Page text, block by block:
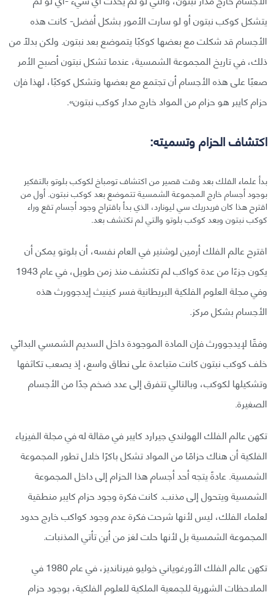
يتشكل كوكب نبتون أو لو سارت الأمور بشكل أفضل- كانت هذه
الأجسام قد شكلت مع بعضها كوكبًا يتموضع بعد نبتون. ولكن بدلًا من
ذلك، في تاريخ المجموعة الشمسية، عندما تشكل نبتون أصبح الأمر
صعبًا على هذه الأجسام أن تجتمع مع بعضها وتشكل كوكبًا، لهذا فإن
حزام كايبر هو حزام من المواد خارج مدار كوكب نبتون».
اكتشاف الحزام وتسميته:
بدأ علماء الفلك بعد وقت قصير من اكتشاف تومباخ لكوكب بلوتو بالتفكير
بوجود أجسام خارج المجموعة الشمسية تتموضع بعد كوكب نبتون. أول من
اقترح هذا كان فريدريك سي ليونارد، الذي بدأ باقتراح وجود أجسام تقع وراء
كوكب نبتون وبعد كوكب بلوتو والتي لم تكتشف بعد.
اقترح عالم الفلك أرمين لوشنير في العام نفسه، أن بلوتو يمكن أن
يكون جزءًا من عدة كواكب لم تكتشف منذ زمن طويل، في عام 1943
وفي مجلة العلوم الفلكية البريطانية فسر كينيث إيدجوورث هذه
الأجسام بشكل مركز.
وفقًا لإيدجوورث فإن المادة الموجودة داخل السديم الشمسي البدائي
خلف كوكب نبتون كانت متباعدة على نطاق واسع، إذ يصعب تكاثفها
وتشكيلها لكوكب، وبالتالي تتفرق إلى عدد ضخم جدًا من الأجسام
الصغيرة.
تكهن عالم الفلك الهولندي جيرارد كايبر في مقالة له في مجلة الفيزياء
الفلكية أن هناك حزامًا من المواد تشكل باكرًا خلال تطور المجموعة
الشمسية. عادةً يتجه أحد أجسام هذا الحزام إلى داخل المجموعة
الشمسية ويتحول إلى مذنب. كانت فكرة وجود حزام كايبر منطقية
لعلماء الفلك، ليس لأنها شرحت فكرة عدم وجود كواكب خارج حدود
المجموعة الشمسية بل لأنها حلت لغز من أين تأتي المذنبات.
تكهن عالم الفلك الأورغوياني خوليو فيرنانديز، في عام 1980 في
الملاحظات الشهرية للجمعية الملكية للعلوم الفلكية، بوجود حزام